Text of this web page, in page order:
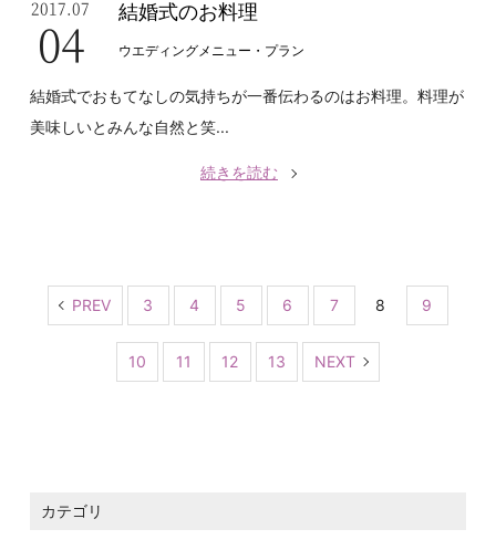
2017.07
04 結婚式のお料理
ウエディングメニュー・プラン
結婚式でおもてなしの気持ちが一番伝わるのはお料理。料理が
美味しいとみんな自然と笑...
続きを読む
PREV 3 4 5 6 7 8 9
10 11 12 13 NEXT
カテゴリ